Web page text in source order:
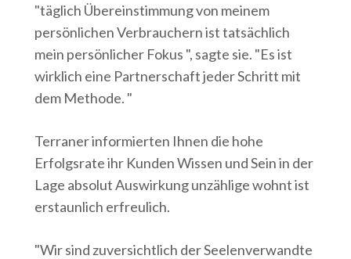
"täglich Übereinstimmung von meinem
persönlichen Verbrauchern ist tatsächlich
mein persönlicher Fokus ", sagte sie. "Es ist
wirklich eine Partnerschaft jeder Schritt mit
dem Methode. "
Terraner informierten Ihnen die hohe
Erfolgsrate ihr Kunden Wissen und Sein in der
Lage absolut Auswirkung unzählige wohnt ist
erstaunlich erfreulich.
"Wir sind zuversichtlich der Seelenverwandte